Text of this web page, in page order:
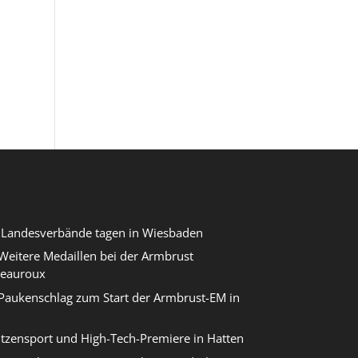
tagen in Wiesbaden
Medaillen bei der Armbrust
zum Start der Armbrust-EM in
und High-Tech-Premiere in Hatten